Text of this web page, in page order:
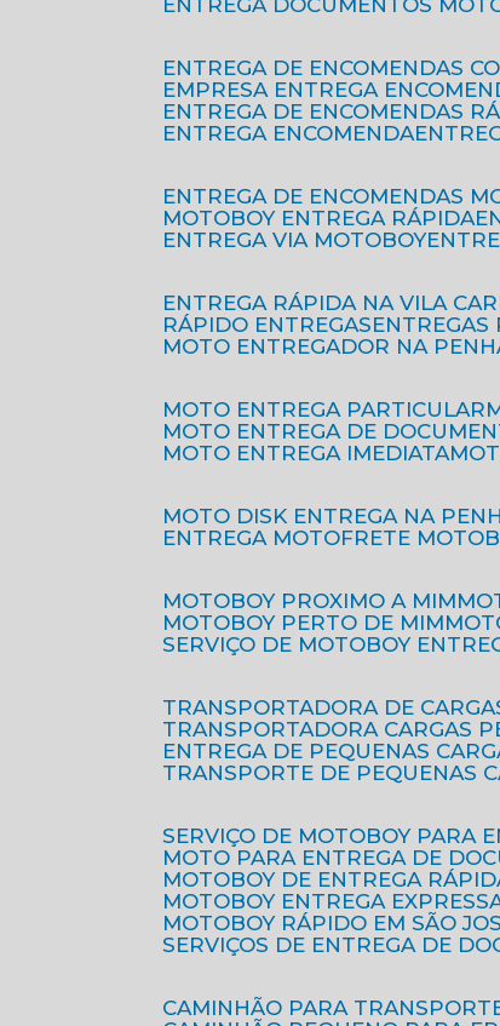
ENTREGA DOCUMENTOS
ENTREGA DE ENCOMENDAS
EMPRESA ENTREGA
ENTREGA DE ENCOMENDAS
ENTREGA ENCOMENDA
ENTREGA DE ENCOMENDAS
MOTOBOY ENTREGA RÁPIDA
ENTREGA VIA MOTOBOY
ENTREGA RÁPIDA NA VILA
RÁPIDO ENTREGAS
MOTO ENTREGADOR NA
MOTO ENTREGA PARTICULAR
MOTO ENTREGA DE
MOTO ENTREGA IMEDIATA
MOTO DISK ENTREGA NA
ENTREGA MOTO
FRETE
MOTOBOY PROXIMO A MIM
MOTOBOY PERTO DE MIM
SERVIÇO DE MOTOBOY
TRANSPORTADORA DE
TRANSPORTADORA CARGAS
ENTREGA DE PEQUENAS
TRANSPORTE DE PEQUENAS
SERVIÇO DE MOTOBOY PARA
MOTO PARA ENTREGA DE
MOTOBOY DE ENTREGA
MOTOBOY ENTREGA
MOTOBOY RÁPIDO EM SÃO
SERVIÇOS DE ENTREGA DE
CAMINHÃO PARA